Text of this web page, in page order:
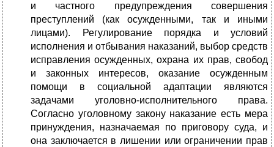
и частного предупреждения совершения
преступлений (как осужденными, так и иными
лицами). Регулирование порядка и условий
исполнения и отбывания наказаний, выбор средств
исправления осужденных, охрана их прав, свобод
и законных интересов, оказание осужденным
помощи в социальной адаптации являются
задачами уголовно-исполнительного права.
Согласно уголовному закону наказание есть мера
принуждения, назначаемая по приговору суда, и
она заключается в лишении или ограничении прав